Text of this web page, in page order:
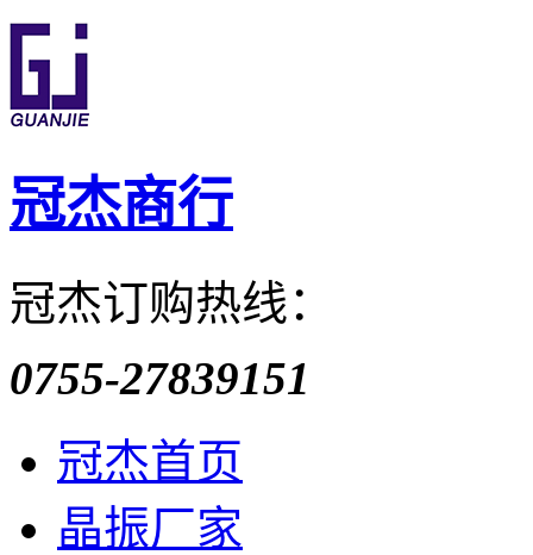
冠杰商行
冠杰订购热线：
0755-27839151
冠杰首页
晶振厂家